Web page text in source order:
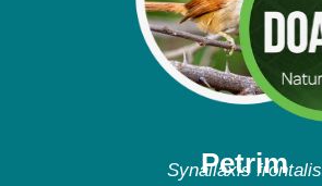
Petrim
Synallaxis frontalis